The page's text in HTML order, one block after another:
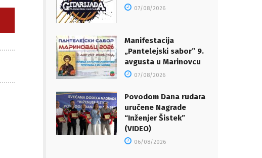
07/08/2026
Manifestacija
„Pantelejski sabor” 9.
avgusta u Marinovcu
07/08/2026
Povodom Dana rudara
uručene Nagrade
“Inženjer Šistek”
(VIDEO)
06/08/2026